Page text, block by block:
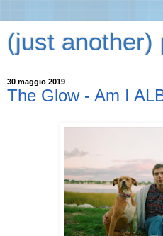
(just another)
30 maggio 2019
The Glow - Am I